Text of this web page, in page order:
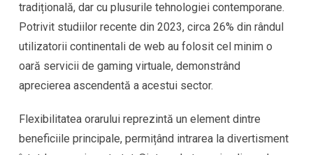
tradițională, dar cu plusurile tehnologiei contemporane.
Potrivit studiilor recente din 2023, circa 26% din rândul
utilizatorii continentali de web au folosit cel minim o
oară servicii de gaming virtuale, demonstrând
aprecierea ascendentă a acestui sector.
Flexibilitatea orarului reprezintă un element dintre
beneficiile principale, permițând intrarea la divertisment